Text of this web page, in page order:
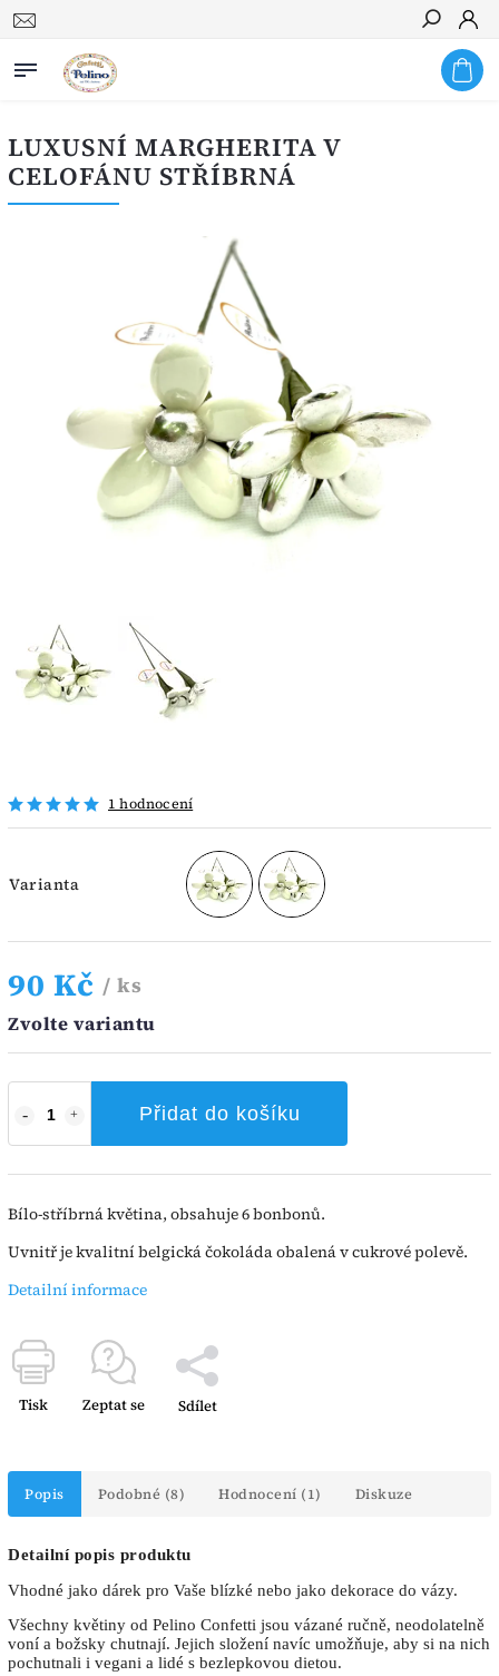
Hledat
LUXUSNÍ MARGHERITA V
CELOFÁNU STŘÍBRNÁ
1 hodnocení
Varianta
90 Kč / ks
Zvolte variantu
Přidat do košíku
Bílo-stříbrná květina, obsahuje 6 bonbonů.
Uvnitř je kvalitní belgická čokoláda obalená v cukrové polevě.
Detailní informace
Tisk Zeptat se Sdílet
Popis Podobné (8) Hodnocení (1) Diskuze
Detailní popis produktu
Vhodné jako dárek pro Vaše blízké nebo jako dekorace do vázy.
Všechny květiny od Pelino Confetti jsou vázané ručně, neodolatelně
voní a božsky chutnají. Jejich složení navíc umožňuje, aby si na nich
pochutnali i vegani a lidé s bezlepkovou dietou.